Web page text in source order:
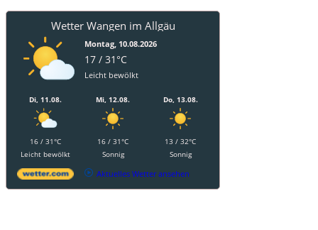
Wetter Wangen im Allgäu
Montag, 10.08.2026
17 / 31°C
Leicht bewölkt
Di, 11.08.
16 / 31°C
Leicht bewölkt
Mi, 12.08.
16 / 31°C
Sonnig
Do, 13.08.
13 / 32°C
Sonnig
Aktuelles Wetter ansehen